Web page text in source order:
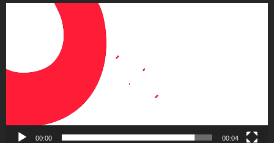
00:00 00:04